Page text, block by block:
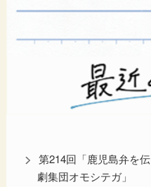
第214回「鹿児島弁を
劇集団オモシテガ」